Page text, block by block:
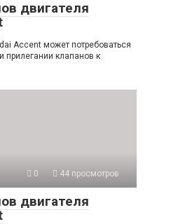
двигателя
Accent может потребоваться
прилегании клапанов к
0 44 просмотров
двигателя